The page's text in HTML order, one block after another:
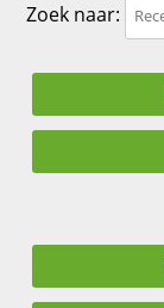
Zoek naar: